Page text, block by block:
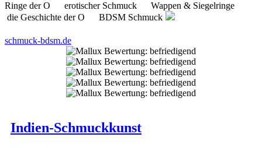
Ringe der O erotischer Schmuck Wappen & Siegelringe
die Geschichte der O BDSM Schmuck
schmuck-bdsm.de
Indien-Schmuckkunst